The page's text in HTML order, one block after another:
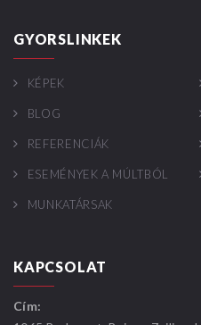
GYORSLINKEK
KÉPEK
BLOG
REFERENCIÁK
ESEMÉNYEK A MÚLTBÓL
MUNKATÁRSAK
KAPCSOLAT
Cím: